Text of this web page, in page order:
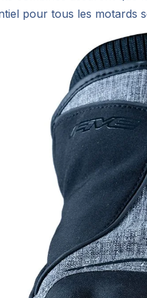
pour tous les motards